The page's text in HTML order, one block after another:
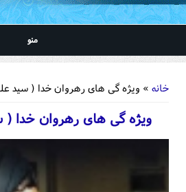
منو
خانه » ویژه گی های رهروان خدا ( سید
ویژه گی های رهروان خدا